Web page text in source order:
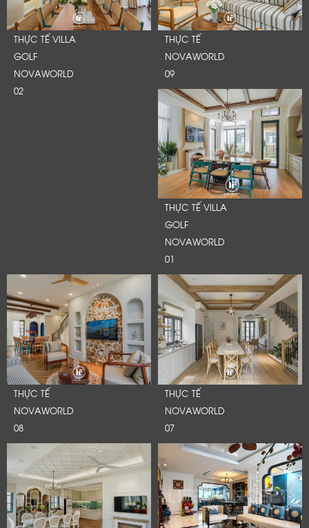
THỰC TẾ VILLA
GOLF
NOVAWORLD
02
THỰC TẾ
NOVAWORLD
09
THỰC TẾ VILLA
GOLF
NOVAWORLD
01
THỰC TẾ
NOVAWORLD
08
THỰC TẾ
NOVAWORLD
07